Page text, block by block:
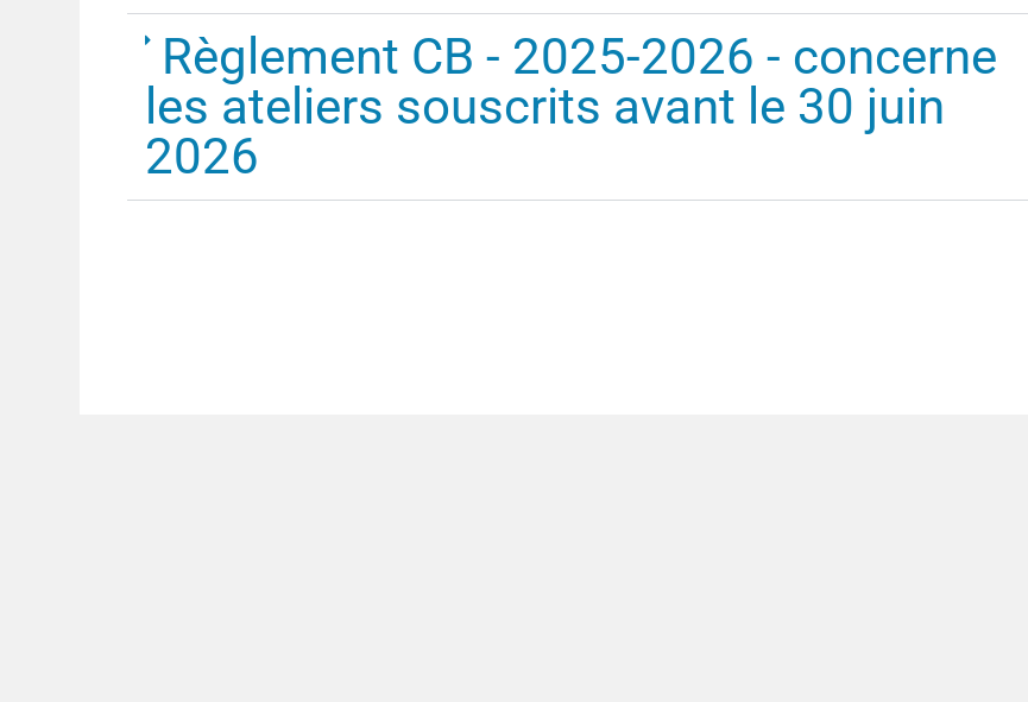
Règlement CB - 2025-2026 - concerne
les ateliers souscrits avant le 30 juin
2026